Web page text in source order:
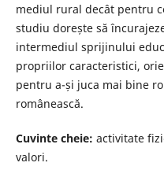
mediul rural decât pentru
studiu dorește să
intermediul sprijinului
propriilor caracteristici,
pentru a-și juca mai bine
românească.
Cuvinte cheie: activitate
valori.